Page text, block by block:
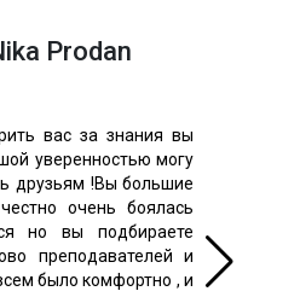
Prodan
вас за знания вы
уверенностью могу
друзьям !Вы большие
очень боялась
но вы подбираете
преподавателей и
было комфортно , и